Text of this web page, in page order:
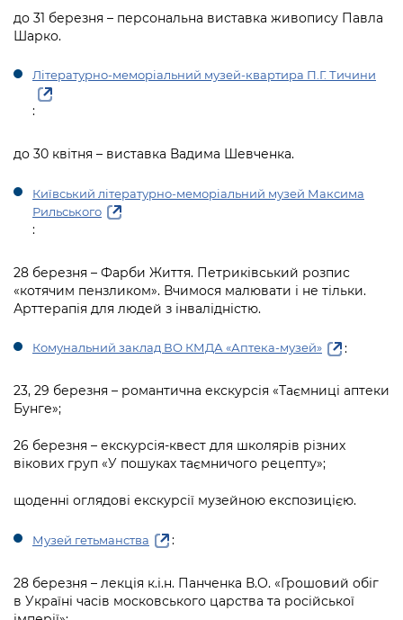
до 31 березня – персональна виставка живопису Павла
Шарко.
Літературно-меморіальний музей-квартира П.Г. Тичини
:
до 30 квітня – виставка Вадима Шевченка.
Київський літературно-меморіальний музей Максима
Рильського
:
28 березня – Фарби Життя. Петриківський розпис
«котячим пензликом». Вчимося малювати і не тільки.
Арттерапія для людей з інвалідністю.
Комунальний заклад ВО КМДА «Аптека-музей» :
23, 29 березня – романтична екскурсія «Таємниці аптеки
Бунге»;
26 березня – екскурсія-квест для школярів різних
вікових груп «У пошуках таємничого рецепту»;
щоденні оглядові екскурсії музейною експозицією.
Музей гетьманства :
28 березня – лекція к.і.н. Панченка В.О. «Грошовий обіг
в Україні часів московського царства та російської